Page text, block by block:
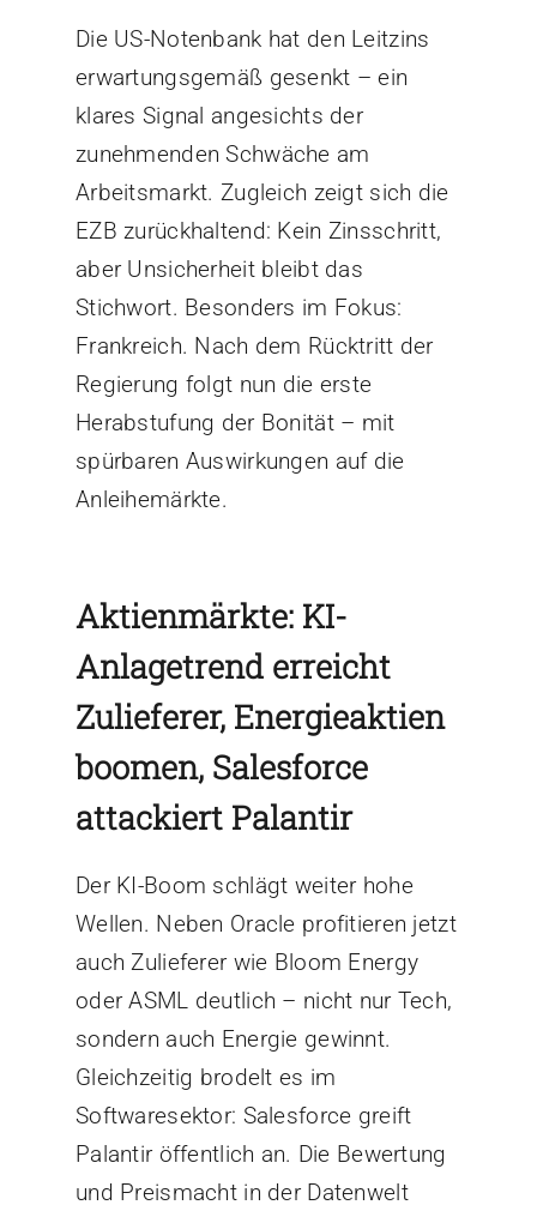
Die US-Notenbank hat den Leitzins
erwartungsgemäß gesenkt – ein
klares Signal angesichts der
zunehmenden Schwäche am
Arbeitsmarkt. Zugleich zeigt sich die
EZB zurückhaltend: Kein Zinsschritt,
aber Unsicherheit bleibt das
Stichwort. Besonders im Fokus:
Frankreich. Nach dem Rücktritt der
Regierung folgt nun die erste
Herabstufung der Bonität – mit
spürbaren Auswirkungen auf die
Anleihemärkte.
Aktienmärkte: KI-
Anlagetrend erreicht
Zulieferer, Energieaktien
boomen, Salesforce
attackiert Palantir
Der KI-Boom schlägt weiter hohe
Wellen. Neben Oracle profitieren jetzt
auch Zulieferer wie Bloom Energy
oder ASML deutlich – nicht nur Tech,
sondern auch Energie gewinnt.
Gleichzeitig brodelt es im
Softwaresektor: Salesforce greift
Palantir öffentlich an. Die Bewertung
und Preismacht in der Datenwelt